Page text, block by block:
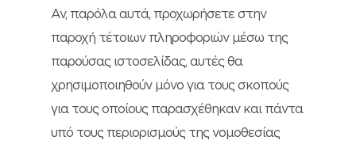
Αν, παρόλα αυτά, προχωρήσετε στην
παροχή τέτοιων πληροφοριών μέσω της
παρούσας ιστοσελίδας, αυτές θα
χρησιμοποιηθούν μόνο για τους σκοπούς
για τους οποίους παρασχέθηκαν και πάντα
υπό τους περιορισμούς της νομοθεσίας